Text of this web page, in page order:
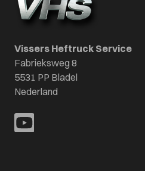
Vissers Heftruck Service
Fabrieksweg 8
5531 PP Bladel
Nederland